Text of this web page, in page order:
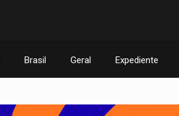
Brasil Geral Expediente